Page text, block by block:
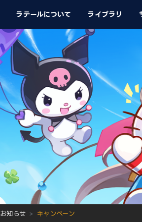
ラテールについて ライブラリ
お知らせ キャンペーン